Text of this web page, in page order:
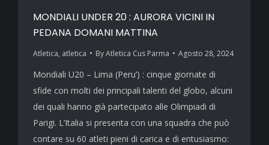
MONDIALI UNDER 20 : AURORA VICINI IN
PEDANA DOMANI MATTINA
Atletica, atletica ByAtletica Cus Parma Agosto 28, 2024
Mondiali U20 – Lima (Peru’) : cinque giornate di
sfide con molti dei principali talenti del globo, alcuni
dei quali hanno già partecipato alle Olimpiadi di
Parigi. L’Italia si presenta con una squadra che può
contare su 60 atleti pieni di carica e di entusiasmo: